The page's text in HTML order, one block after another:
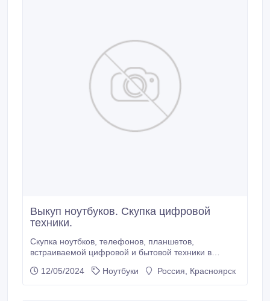
Выкуп ноутбуков. Скупка цифровой
техники.
Скупка ноутбков, телефонов, планшетов,
встраиваемой цифровой и бытовой техники в
телефонов. Незамедлительный расчет наличными.
12/05/2024 Ноутбуки Россия, Красноярск